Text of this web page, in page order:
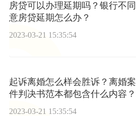
房贷可以办理延期吗？银行不同
意房贷延期怎么办？
2023-03-21 15:35:54
起诉离婚怎么样会胜诉？离婚案
件判决书范本都包含什么内容？
2023-03-21 15:35:54